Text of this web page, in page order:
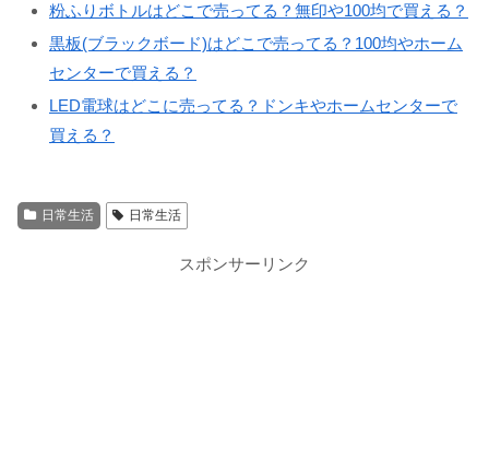
粉ふりボトルはどこで売ってる？無印や100均で買える？
黒板(ブラックボード)はどこで売ってる？100均やホーム
センターで買える？
LED電球はどこに売ってる？ドンキやホームセンターで
買える？
日常生活 日常生活
スポンサーリンク